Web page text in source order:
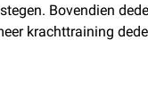
Bovendien
krachttraining